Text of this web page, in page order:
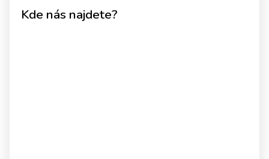
Kde nás najdete?